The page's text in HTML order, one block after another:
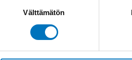
Välttämätön